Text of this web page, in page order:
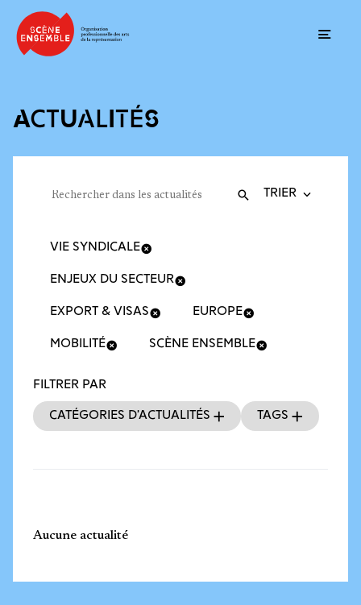
ACTUALITÉS
Recherche
Valider
FILTRER PAR
Catégories d’actualités Tags
VIE SYNDICALE
ENJEUX DU SECTEUR
EXPORT & VISAS EUROPE
MOBILITÉ SCÈNE ENSEMBLE
Aucune actualité